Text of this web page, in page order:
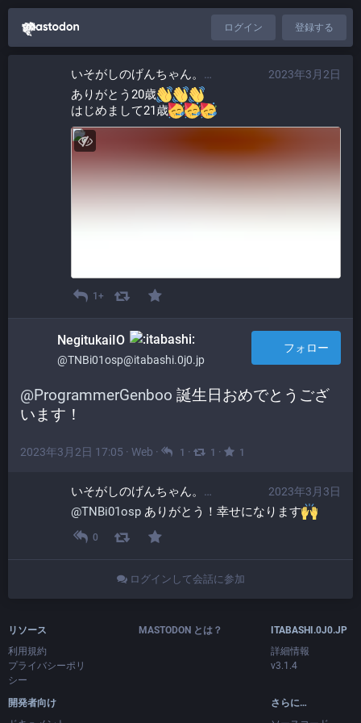
ログイン 登録する
2023年3月2日
いそがしのげんちゃん。​
ありがとう20歳
はじめまして21歳
1+
NegitukaiIO
@TNBi01osp@itabashi.0j0.jp
フォロー
@ProgrammerGenboo 誕生日おめでとうござ
います！
2023年3月2日 17:05 · Web · 1 · 1 · 1
2023年3月3日
いそがしのげんちゃん。​
@TNBi01osp ありがとう！幸せになります
0
ログインして会話に参加
リソース
利用規約
プライバシーポリ
シー
開発者向け
MASTODON とは？
ITABASHI.0J0.JP
詳細情報
v3.1.4
さらに…